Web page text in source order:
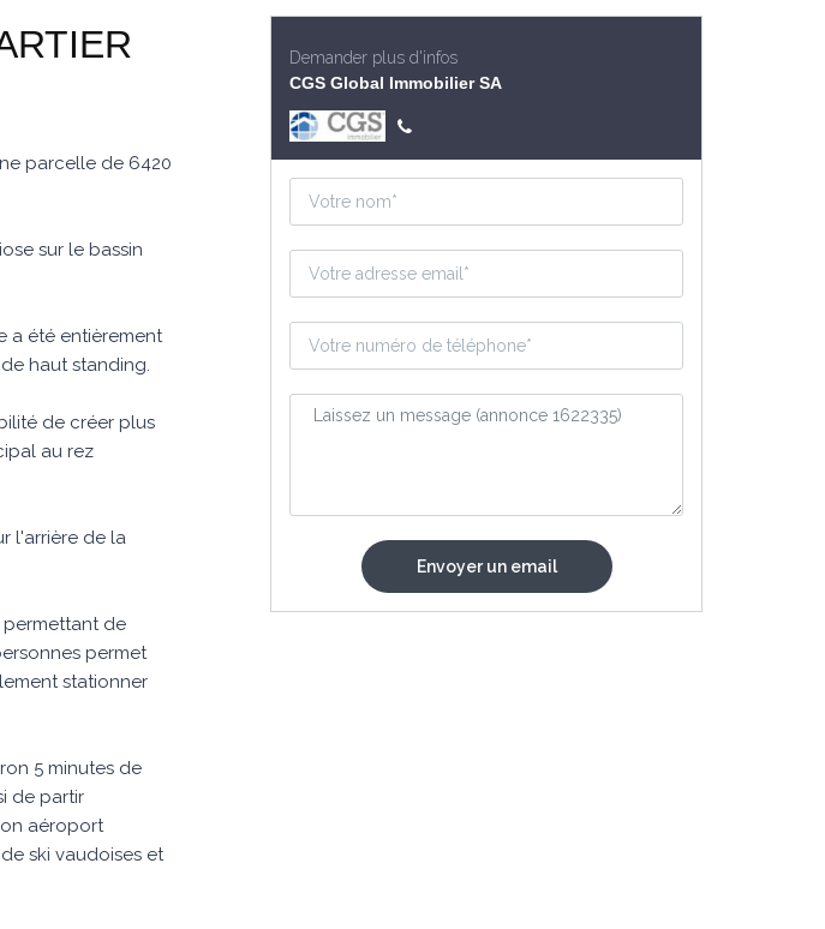
parcelle de 6420
sur le bassin
a été entièrement
haut standing.
de créer plus
au rez
l'arrière de la
de
permet
stationner
5 minutes de
de partir
aéroport
ski vaudoises et
Demander plus d'infos
CGS Global Immobilier SA